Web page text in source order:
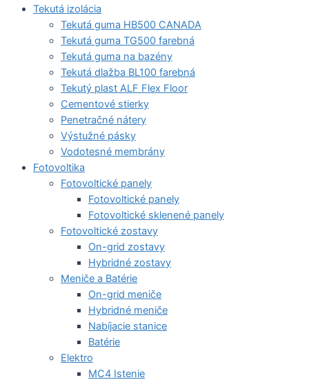
Tekutá izolácia
Tekutá guma HB500 CANADA
Tekutá guma TG500 farebná
Tekutá guma na bazény
Tekutá dlažba BL100 farebná
Tekutý plast ALF Flex Floor
Cementové stierky
Penetračné nátery
Výstužné pásky
Vodotesné membrány
Fotovoltika
Fotovoltické panely
Fotovoltické panely
Fotovoltické sklenené panely
Fotovoltické zostavy
On-grid zostavy
Hybridné zostavy
Meniče a Batérie
On-grid meniče
Hybridné meniče
Nabíjacie stanice
Batérie
Elektro
MC4 Istenie